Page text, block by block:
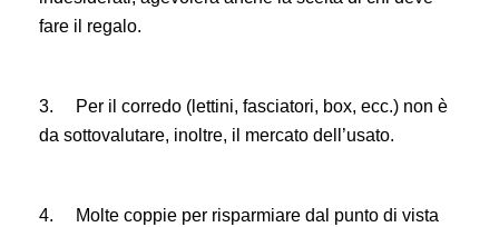
fare il regalo.
3.
Per il corredo (lettini, fasciatori, box, ecc.) non è
da sottovalutare, inoltre, il mercato dell’usato.
4.
Molte coppie per risparmiare dal punto di vista